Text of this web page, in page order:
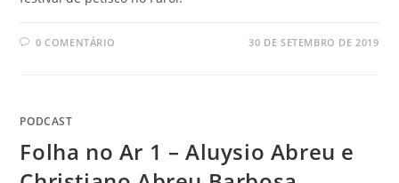
0 COMENTÁRIO 30 DE SETEMBRO DE 2019
PODCAST
Folha no Ar 1 – Aluysio Abreu e